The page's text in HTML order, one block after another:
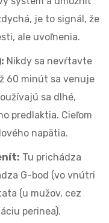
je to signál, že
ale uvoľnenia.
Nikdy sa nevŕtavte
60 minút sa venuje
sa dlhé,
predlaktia. Cieľom
napätia.
Tu prichádza
G-bod (vo vnútri
(u mužov, cez
perinea).